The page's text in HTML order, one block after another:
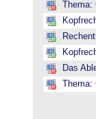
Das